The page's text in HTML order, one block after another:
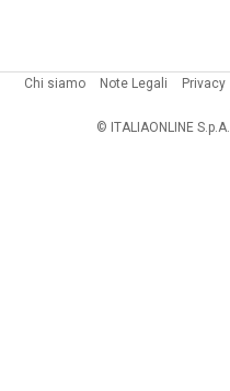
Chi siamo Note Legali Privacy
© ITALIAONLINE